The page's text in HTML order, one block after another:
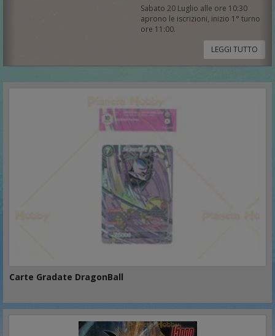
Sabato 20 Luglio alle ore 10:30
aprono le iscrizioni, inizio 1° turno
ore 11:00.
LEGGI TUTTO
Carte Gradate DragonBall